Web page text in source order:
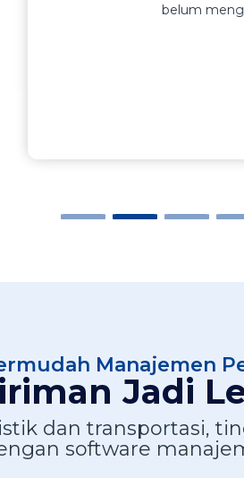
maupun TMS, bisa berkerja sama
Manajemen
Jadi
dan transportasi,
software